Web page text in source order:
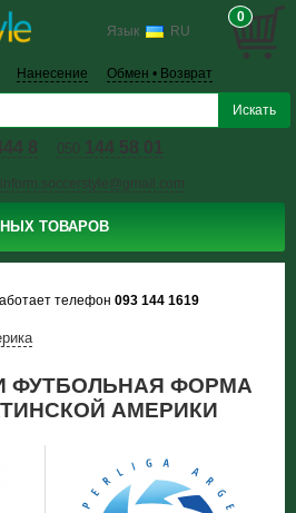
Язык RU
0
Нанесение Обмен • Возврат
8 050 144 58 01
inform.soccerstyle@gmail.com
ТОВАРОВ
телефон 093 144 1619
ФУТБОЛЬНАЯ ФОРМА
АМЕРИКИ